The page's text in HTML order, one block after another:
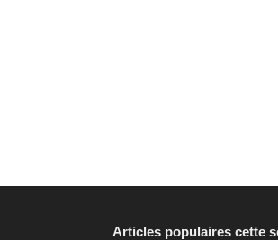
Articles populaires cette